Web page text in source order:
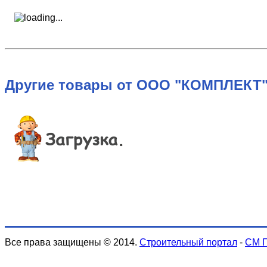
Другие товары от ООО
Все права защищены © 2014. Строительный портал - СМ